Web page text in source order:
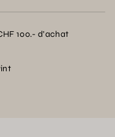
100.- d’achat